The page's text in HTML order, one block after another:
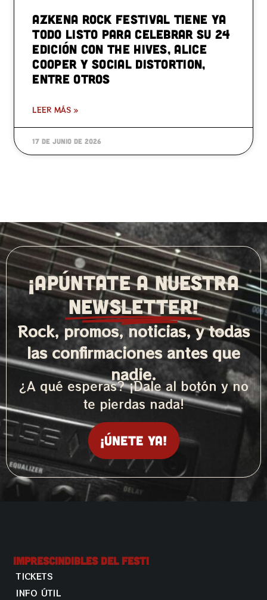
Azkena Rock Festival tiene ya
todo listo para celebrar su 24
edición con The Hives, Alice
Cooper y Social Distortion,
entre otros
LEER MÁS »
17 de junio de 2026
¡APÚNTATE A NUESTRA
NEWSLETTER!
Rock, promos, noticias, y todas
las confirmaciones antes que
nadie.
¿A qué esperas? ¡Dale al botón y no
te pierdas nada!
¡Únete ya!
Imprescindibles Del Festi
TICKETS
INFO ÚTIL